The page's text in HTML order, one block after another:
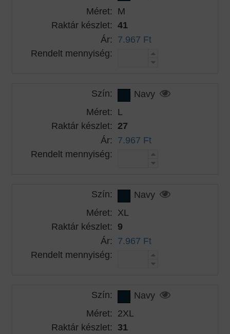
Méret: M
Raktár készlet: 41
Ár: 7.967 Ft
Rendelt mennyiség:
Szín:
Navy
Méret: L
Raktár készlet: 27
Ár: 7.967 Ft
Rendelt mennyiség:
Szín:
Navy
Méret: XL
Raktár készlet: 9
Ár: 7.967 Ft
Rendelt mennyiség:
Szín:
Navy
Méret: 2XL
Raktár készlet: 31